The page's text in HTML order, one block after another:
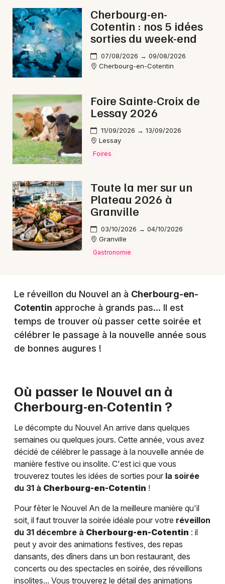
Artistes en tournée
Actus à Cherbourg-en-Cotentin
Magazine à Cherbourg-en-Cotentin
50 - Manche
Choisir mes départements
Mon email
Cherbourg-en-
Cotentin : nos 5 idées
sorties du week-end
07/08/2026 → 09/08/2026
Cherbourg-en-Cotentin
Foire Sainte-Croix de
Lessay 2026
11/09/2026 → 13/09/2026
Lessay
Foires
Toute la mer sur un
Plateau 2026 à
Granville
03/10/2026 → 04/10/2026
Granville
Gastronomie
Le réveillon du Nouvel an à Cherbourg-en-
Cotentin approche à grands pas... Il est
temps de trouver où passer cette soirée et
célébrer le passage à la nouvelle année sous
de bonnes augures !
Où passer le Nouvel an à
Cherbourg-en-Cotentin ?
Le décompte du Nouvel An arrive dans quelques
semaines ou quelques jours. Cette année, vous avez
décidé de célébrer le passage à la nouvelle année de
manière festive ou insolite. C'est ici que vous
trouverez toutes les idées de sorties pour la soirée
du 31 à Cherbourg-en-Cotentin !
Pour fêter le Nouvel An de la meilleure manière qu'il
soit, il faut trouver la soirée idéale pour votre réveillon
du 31 décembre à Cherbourg-en-Cotentin : il
peut y avoir des animations festives, des repas
dansants, des dîners dans un bon restaurant, des
concerts ou des spectacles en soirée, des réveillons
insolites... Vous trouverez le détail des animations